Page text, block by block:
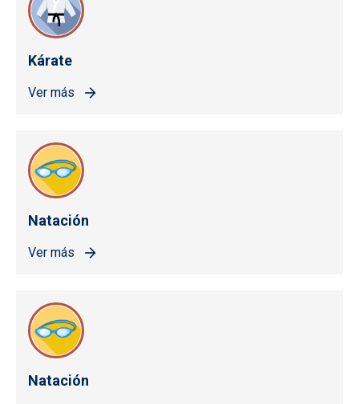
Kárate
Ver más
Natación
Ver más
Natación